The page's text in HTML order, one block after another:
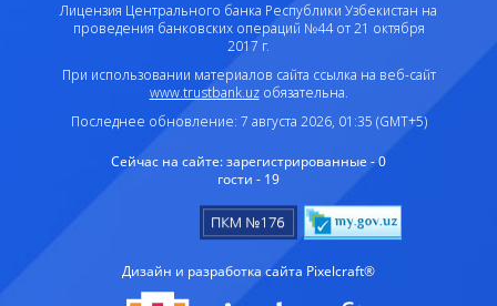
Лицензия Центрального банка Республики Узбекистан на
проведения банковских операций №44 от 21 октября
2017 г.
При использовании материалов сайта ссылка на веб-сайт
www.trustbank.uzобязательна.
Последнее обновление: 7 августа 2026, 01:35 (GMT+5)
Сейчас на сайте:зарегистрированные - 0
гости - 19
Дизайн и разработка сайта Pixelcraft®